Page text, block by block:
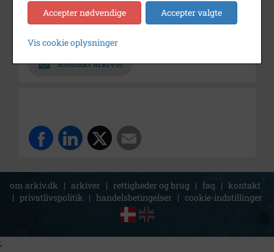
Fotograf
Ukendt
Arkiv
Kontakt arkivet
om arkiv.dk | arkiver | rettigheder og brug | faq | kontakt
| privatlivspolitik | handelsbetingelser | cookie-indstillinger
Accepter nødvendige Accepter valgte
Vis cookie oplysninger
;